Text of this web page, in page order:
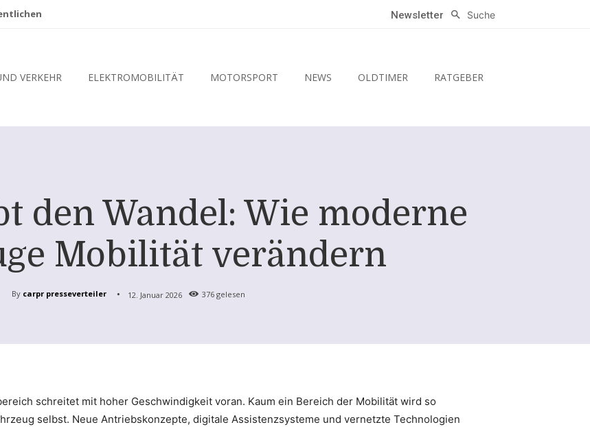
Newsletter Suche
VERKEHR ELEKTROMOBILITÄT MOTORSPORT NEWS OLDTIMER RATGEBER
den Wandel: Wie moderne
Mobilität verändern
By carpr presseverteiler 12. Januar 2026 376 gelesen
schreitet mit hoher Geschwindigkeit voran. Kaum ein Bereich der Mobilität wird so
selbst. Neue Antriebskonzepte, digitale Assistenzsysteme und vernetzte Technologien